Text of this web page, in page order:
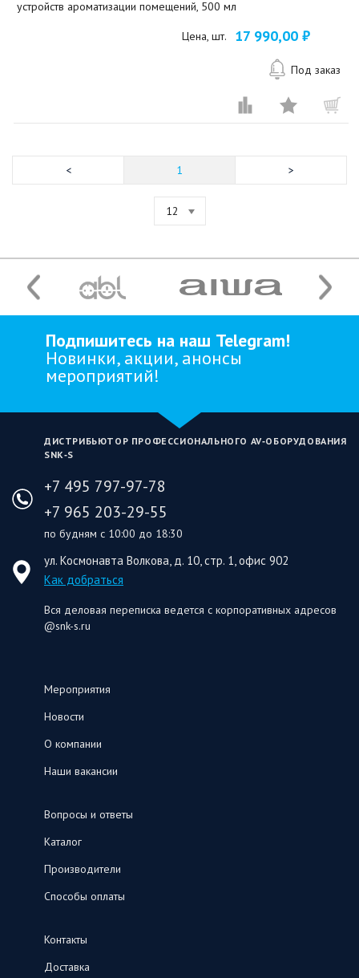
устройств ароматизации помещений, 500 мл
Цена, шт. 17 990,00 ₽
Под заказ
1
12
Подпишитесь на наш Telegram!
Новинки, акции, анонсы
мероприятий!
ДИСТРИБЬЮТОР ПРОФЕССИОНАЛЬНОГО AV‑ОБОРУДОВАНИЯ
SNK‑S
+7 495 797-97-78
+7 965 203-29-55
по будням с 10:00 до 18:30
ул. Космонавта Волкова, д. 10, стр. 1, офис 902
Как добраться
Вся деловая переписка ведется с корпоративных адресов
@snk-s.ru
Мероприятия
Новости
О компании
Наши вакансии
Вопросы и ответы
Каталог
Производители
Способы оплаты
Контакты
Доставка